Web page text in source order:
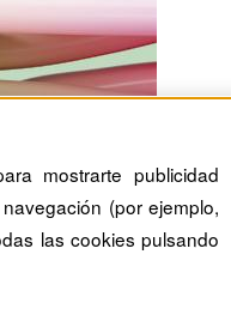
mostrarte publicidad
(por ejemplo,
las cookies pulsando